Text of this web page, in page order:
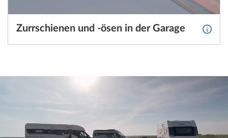
Zurrschienen und -ösen in der Garage